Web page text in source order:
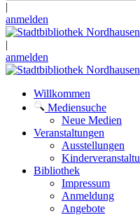
|
anmelden
|
anmelden
Willkommen
Mediensuche
Neue Medien
Veranstaltungen
Ausstellungen
Bibliothek
Impressum
Anmeldung
Angebote